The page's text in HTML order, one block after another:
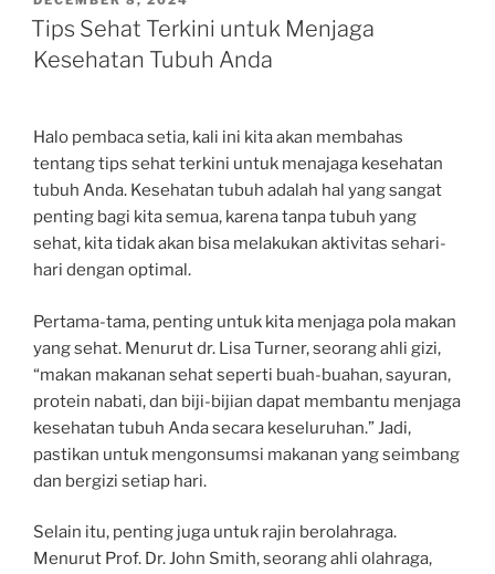
ON
Tips Sehat Terkini untuk Menjaga
Kesehatan Tubuh Anda
Halo pembaca setia, kali ini kita akan membahas
tentang tips sehat terkini untuk menajaga kesehatan
tubuh Anda. Kesehatan tubuh adalah hal yang sangat
penting bagi kita semua, karena tanpa tubuh yang
sehat, kita tidak akan bisa melakukan aktivitas sehari-
hari dengan optimal.
Pertama-tama, penting untuk kita menjaga pola makan
yang sehat. Menurut dr. Lisa Turner, seorang ahli gizi,
“makan makanan sehat seperti buah-buahan, sayuran,
protein nabati, dan biji-bijian dapat membantu menjaga
kesehatan tubuh Anda secara keseluruhan.” Jadi,
pastikan untuk mengonsumsi makanan yang seimbang
dan bergizi setiap hari.
Selain itu, penting juga untuk rajin berolahraga.
Menurut Prof. Dr. John Smith, seorang ahli olahraga,